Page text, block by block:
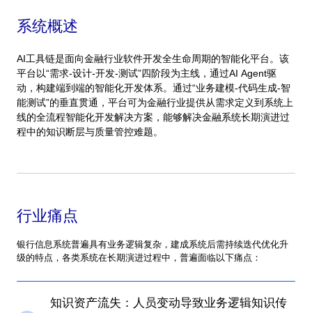
系统概述
AI工具链是面向金融行业软件开发全生命周期的智能化平台。该
平台以“需求-设计-开发-测试”四阶段为主线，通过AI Agent驱
动，构建端到端的智能化开发体系。通过“业务建模-代码生成-智
能测试”的垂直贯通，平台可为金融行业提供从需求定义到系统上
线的全流程智能化开发解决方案，能够解决金融系统长期演进过
程中的知识断层与质量管控难题。
行业痛点
银行信息系统普遍具有业务逻辑复杂，建成系统后需持续迭代优化升
级的特点，各类系统在长期演进过程中，普遍面临以下痛点：
知识资产流失：人员变动导致业务逻辑知识传